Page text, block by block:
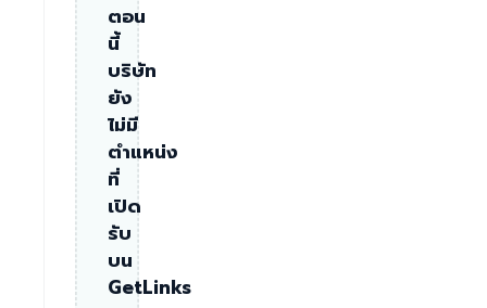
ตอน
นี้
บริษัท
ยัง
ไม่มี
ตำแหน่ง
ที่
เปิด
รับ
บน
GetLinks